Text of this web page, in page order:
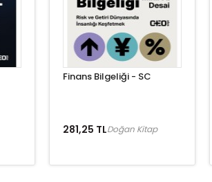
Finans Bilgeliği - SC
281,25 TLDoğan Kitap